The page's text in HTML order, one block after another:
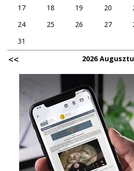
17
18 19 20
24
25 26 27
31
2026